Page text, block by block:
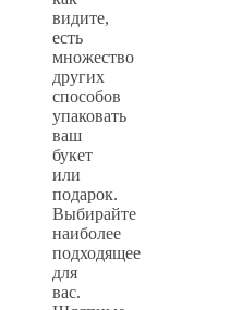
видите,
есть
множество
других
способов
упаковать
ваш
букет
или
подарок.
Выбирайте
наиболее
подходящее
для
вас.